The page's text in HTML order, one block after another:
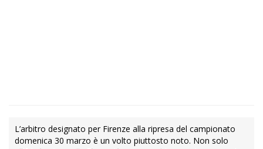
L’arbitro designato per Firenze alla ripresa del campionato
domenica 30 marzo è un volto piuttosto noto. Non solo